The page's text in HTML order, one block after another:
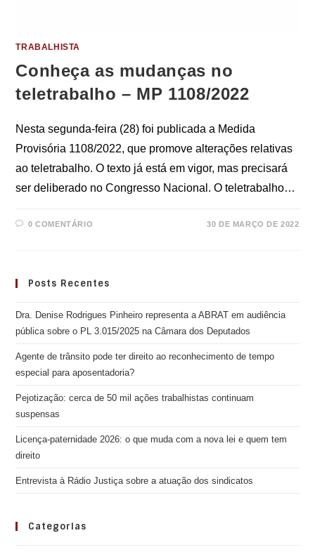
TRABALHISTA
Conheça as mudanças no
teletrabalho – MP 1108/2022
Nesta segunda-feira (28) foi publicada a Medida
Provisória 1108/2022, que promove alterações relativas
ao teletrabalho. O texto já está em vigor, mas precisará
ser deliberado no Congresso Nacional. O teletrabalho…
0 COMENTÁRIO 30 DE MARÇO DE 2022
Posts Recentes
Dra. Denise Rodrigues Pinheiro representa a ABRAT em audiência
pública sobre o PL 3.015/2025 na Câmara dos Deputados
Agente de trânsito pode ter direito ao reconhecimento de tempo
especial para aposentadoria?
Pejotização: cerca de 50 mil ações trabalhistas continuam
suspensas
Licença-paternidade 2026: o que muda com a nova lei e quem tem
direito
Entrevista à Rádio Justiça sobre a atuação dos sindicatos
Categorias